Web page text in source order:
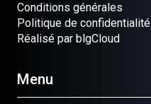
Conditions générales
Politique de confidentialité
Réalisé par blgCloud
Menu